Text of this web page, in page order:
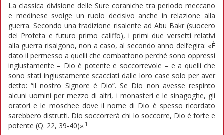
La classica divisione delle Sure coraniche tra periodo meccano
e medinese svolge un ruolo decisivo anche in relazione alla
guerra. Secondo una tradizione risalente ad Abu Bakr (suocero
del Profeta e futuro primo califfo), i primi due versetti relativi
alla guerra risalgono, non a caso, al secondo anno dell’egira: «È
dato il permesso a quelli che combattono perché sono oppressi
ingiustamente – Dio è potente e soccorrevole – e a quelli che
sono stati ingiustamente scacciati dalle loro case solo per aver
detto: “il nostro Signore è Dio”. Se Dio non avesse respinto
alcuni uomini per mezzo di altri, i monasteri e le sinagoghe, gli
oratori e le moschee dove il nome di Dio è spesso ricordato
sarebbero distrutti. Dio soccorrerà chi lo soccorre, Dio è forte e
potente (Q. 22, 39-40)».1